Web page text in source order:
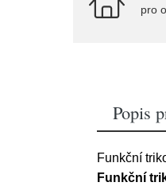
pro
Popis
Funkční
Funkční